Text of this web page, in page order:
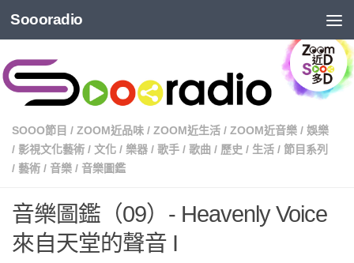
Soooradio
SOOO節目 / ZOOM近品味 / ZOOM近生活 / ZOOM近音樂 / 娛樂
/ 影視文化藝術 / 文化 / 樂器 / 歌手 / 歌曲 / 歷史 / 生活 / 節目系列
/ 藝術 / 音樂 / 音樂圖鑑
音樂圖鑑（09）- Heavenly Voice
來自天堂的聲音 I